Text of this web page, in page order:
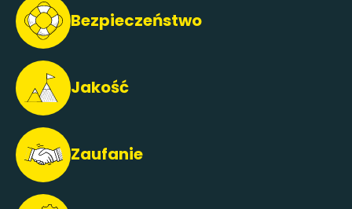
Bezpieczeństwo
Jakość
Zaufanie